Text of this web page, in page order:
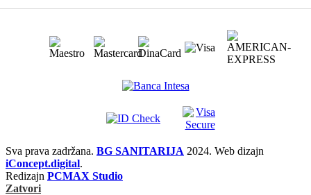
Sva prava zadržana. BG SANITARIJA 2024. Web dizajn
iConcept.digital.
Redizajn PCMAX Studio
Zatvori